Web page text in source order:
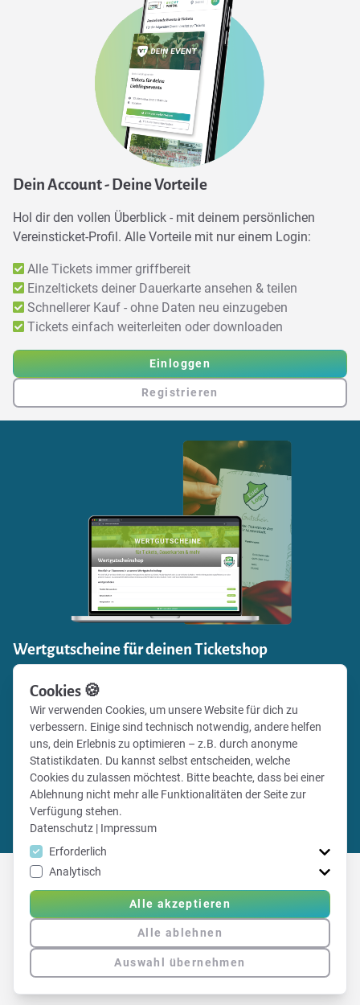
Dein Account - Deine Vorteile
Hol dir den vollen Überblick - mit deinem persönlichen
Vereinsticket-Profil. Alle Vorteile mit nur einem Login:
Alle Tickets immer griffbereit
Einzeltickets deiner Dauerkarte ansehen & teilen
Schnellerer Kauf - ohne Daten neu einzugeben
Tickets einfach weiterleiten oder downloaden
Einloggen
Registrieren
Wertgutscheine für deinen Ticketshop
Einnahmen generieren und zugleich Fanbindung stärken:
Verkaufe mit Vereinsticket Gutscheine für die Events
deines Vereins in deinem eigenen Online-Shop und gib
deinen Fans deines Vereins die Möglichkeit, besondere
Momente zu verschenken.
Alle Infos
Gutscheinshop einrichten
Cookies 🍪
Wir verwenden Cookies, um unsere Website für dich zu
verbessern. Einige sind technisch notwendig, andere helfen
uns, dein Erlebnis zu optimieren – z.B. durch anonyme
Statistikdaten. Du kannst selbst entscheiden, welche
Cookies du zulassen möchtest. Bitte beachte, dass bei einer
Ablehnung nicht mehr alle Funktionalitäten der Seite zur
Verfügung stehen.
Datenschutz | Impressum
Erforderlich
Analytisch
Alle akzeptieren
Alle ablehnen
Auswahl übernehmen
Erfahre hier mehr über Vereinsticket
|Impressum